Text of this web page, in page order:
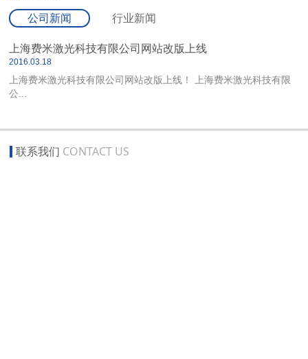
公司新闻
行业新闻
上海费米激光科技有限公司网站改版上线
2016.03.18
上海费米激光科技有限公司网站改版上线！ 上海费米激光科技有限
公...
联系我们 CONTACT US